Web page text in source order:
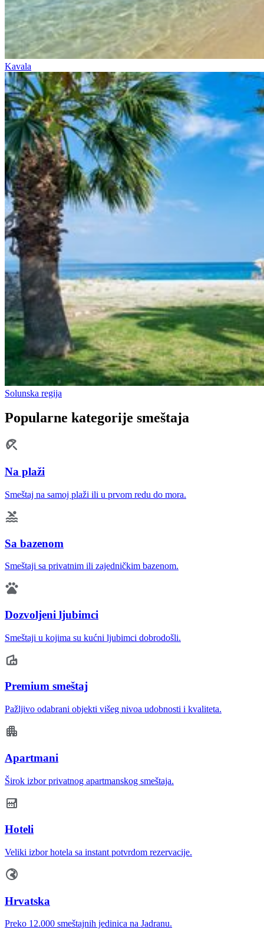
Kavala
Solunska regija
Popularne kategorije smeštaja
Na plaži
Smeštaj na samoj plaži ili u prvom redu do mora.
Sa bazenom
Smeštaji sa privatnim ili zajedničkim bazenom.
Dozvoljeni ljubimci
Smeštaji u kojima su kućni ljubimci dobrodošli.
Premium smeštaj
Pažljivo odabrani objekti višeg nivoa udobnosti i kvaliteta.
Apartmani
Širok izbor privatnog apartmanskog smeštaja.
Hoteli
Veliki izbor hotela sa instant potvrdom rezervacije.
Hrvatska
Preko 12.000 smeštajnih jedinica na Jadranu.